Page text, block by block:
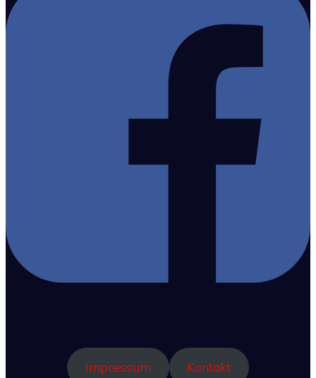
Impressum Kontakt